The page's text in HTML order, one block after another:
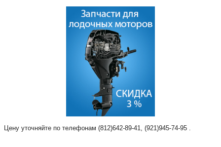
Цену уточняйте по телефонам (812)642-89-41, (921)945-74-95 .